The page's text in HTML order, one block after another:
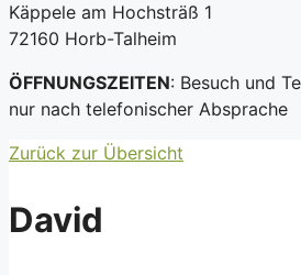
Käppele am Hochsträß 1
72160 Horb-Talheim
ÖFFNUNGSZEITEN: Besuch und
nur nach telefonischer Absprache
Zurück zur Übersicht
David